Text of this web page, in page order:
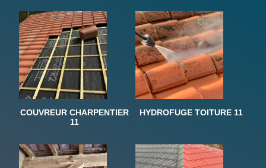
COUVREUR CHARPENTIER
11
HYDROFUGE TOITURE 11